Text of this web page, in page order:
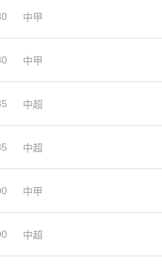
中甲
中甲
中超
中超
中甲
中超